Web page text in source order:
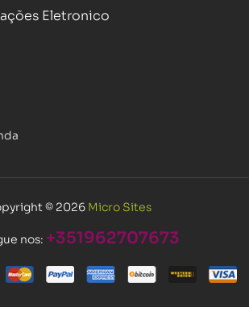
Eletronico
© 2026 Micro Sites
nos: +351962707673